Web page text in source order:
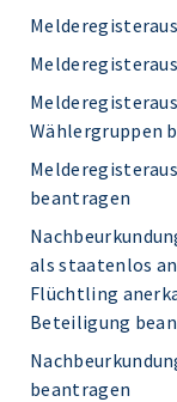
Wählergruppen
beantragen
als staatenlos
Flüchtling
Beteiligung
beantragen